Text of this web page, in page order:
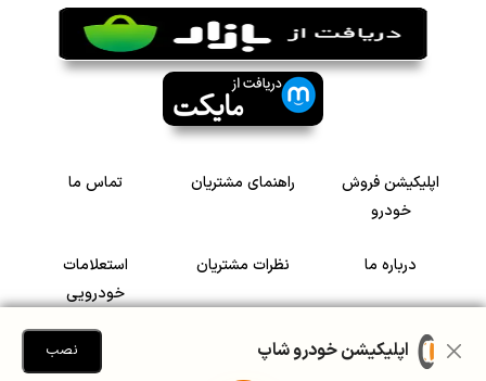
اپلیکیشن فروش
خودرو
راهنمای مشتریان تماس ما
درباره ما نظرات مشتریان
استعلامات
خودرویی
سرمایه گذاری در
رضایت مشتریاناپلیکیشن خودرو شاپ نصب